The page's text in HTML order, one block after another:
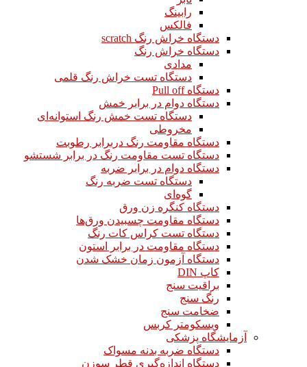
رابینگ
فالکس
دستگاه خراش رنگ scratch
دستگاه خراش رنگ
مدادی
دستگاه تست خراش رنگ قلمی
دستگاه Pull off
دستگاه دوام در برابر خمش
دستگاه تست خمش رنگ استوانه‌ای
مخروطی
دستگاه مقاومت رنگ دربرابر رطوبت
دستگاه تست مقاومت رنگ در برابر شستشو
دستگاه دوام در برابر ضربه
دستگاه تست ضربه رنگ
گوه‌ای
دستگاه کنگره زن ورق
دستگاه مقاومت چسبیدن ورق‌ها
دستگاه تست کراس کات رنگ
دستگاه مقاومت در برابر استون
دستگاه آزمون زمان خشک شدن
کاپ DIN
براقیت سنج
رنگ سنج
ضخامت سنج
ویسکومتر کربس
آزمایشگاه پزشکی
دستگاه ضربه بدنه مسواک
دستگاه اندازه‌گیری قطر سوزن